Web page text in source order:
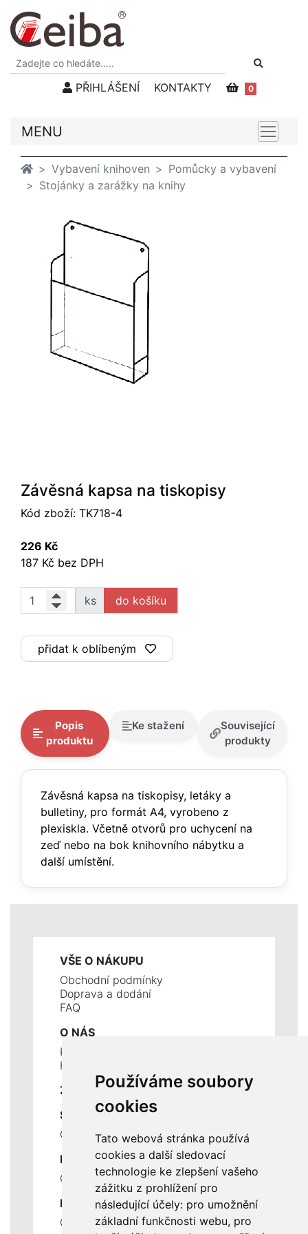
Používáme soubory
cookies
Tato webová stránka používá
cookies a další sledovací
technologie ke zlepšení vašeho
zážitku z prohlížení pro
následující účely: pro umožnění
základní funkčnosti webu, pro
PŘIHLÁŠENÍ KONTAKTY 0
MENU
Vybavení knihoven
Pomůcky a vybavení
Stojánky a zarážky na knihy
Závěsná kapsa na tiskopisy
Kód zboží: TK718-4
226 Kč
187 Kč bez DPH
ks
přidat k oblíbeným
Popis
produktu
Ke stažení
Související
produkty
Závěsná kapsa na tiskopisy, letáky a
bulletiny, pro formát A4, vyrobeno z
plexiskla. Včetně otvorů pro uchycení na
zeď nebo na bok knihovního nábytku a
další umístění.
VŠE O NÁKUPU
Obchodní podmínky
Doprava a dodání
FAQ
O NÁS
Kontakty
Historie a současnost
ZÁKLADNÍ ÚDAJE
SLUŽBY
Ceník servisních prací
DŮLEŽITÉ INFORMACE
Ochrana osobních údajů
RYCHLÉ ODKAZY
Odstoupení od smlouvy